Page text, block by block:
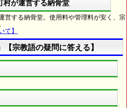
村が運営する納骨堂
営する納骨堂。使用料や管理料が安く、宗
て】
【宗教語の疑問に答える】